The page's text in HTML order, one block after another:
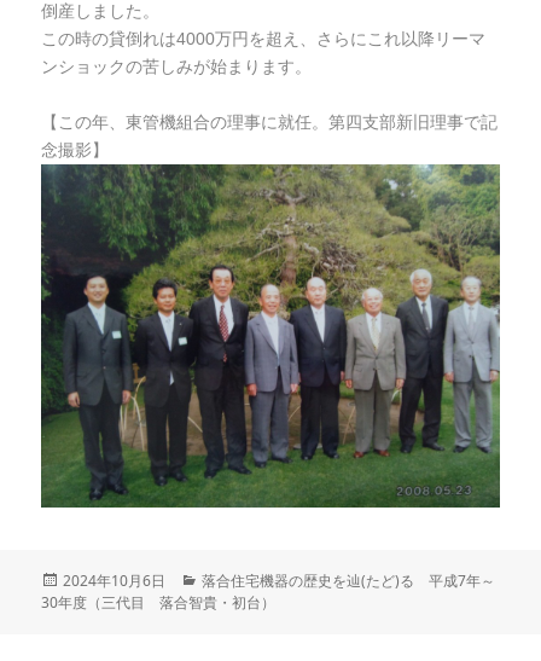
倒産しました。
この時の貸倒れは4000万円を超え、さらにこれ以降リーマ
ンショックの苦しみが始まります。
【この年、東管機組合の理事に就任。第四支部新旧理事で記
念撮影】
投
稿
2024年10月6日
カ
テ
落合住宅機器の歴史を辿(たど)る 平成7年～
30年度（三代目 落合智貴・初台）